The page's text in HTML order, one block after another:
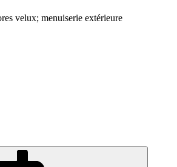
velux; menuiserie extérieure